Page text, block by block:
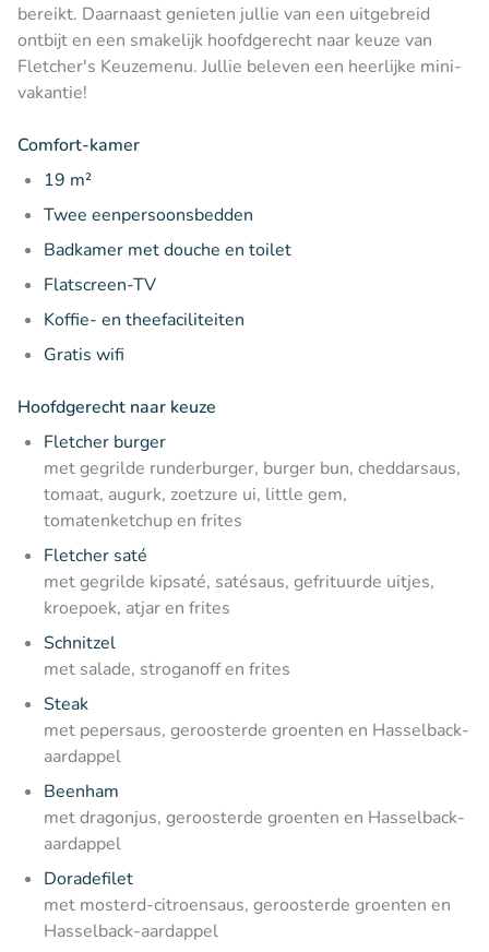
bereikt. Daarnaast genieten jullie van een uitgebreid
ontbijt en een smakelijk hoofdgerecht naar keuze van
Fletcher's Keuzemenu. Jullie beleven een heerlijke mini-
vakantie!
Comfort-kamer
19 m²
Twee eenpersoonsbedden
Badkamer met douche en toilet
Flatscreen-TV
Koffie- en theefaciliteiten
Gratis wifi
Hoofdgerecht naar keuze
Fletcher burger
met gegrilde runderburger, burger bun, cheddarsaus,
tomaat, augurk, zoetzure ui, little gem,
tomatenketchup en frites
Fletcher saté
met gegrilde kipsaté, satésaus, gefrituurde uitjes,
kroepoek, atjar en frites
Schnitzel
met salade, stroganoff en frites
Steak
met pepersaus, geroosterde groenten en Hasselback-
aardappel
Beenham
met dragonjus, geroosterde groenten en Hasselback-
aardappel
Doradefilet
met mosterd-citroensaus, geroosterde groenten en
Hasselback-aardappel